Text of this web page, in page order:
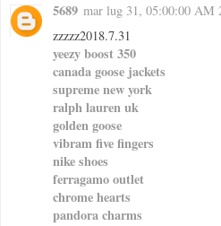
5689 mar lug 31, 05:00:00 AM
zzzzz2018.7.31
yeezy boost 350
canada goose jackets
supreme new york
ralph lauren uk
golden goose
vibram five fingers
nike shoes
ferragamo outlet
chrome hearts
pandora charms